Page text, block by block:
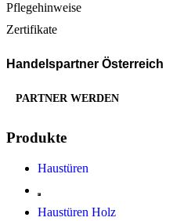
Pflegehinweise
Zertifikate
Handelspartner Österreich
PARTNER WERDEN
Produkte
Haustüren
Haustüren Holz